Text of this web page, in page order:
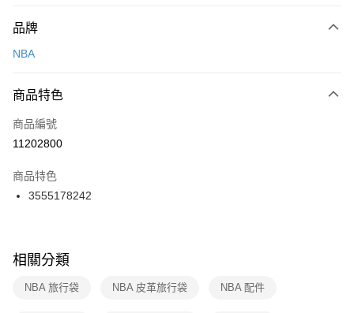
台灣樂天信用卡公司
【關於「AFTEE先享後付」】
便利好安心！
３．安心：先確認商品／服務後，再付款。
【「AFTEE先享後付」結帳流程】
１．於結帳方式選擇「AFTEE先享後付」後，將跳轉至「AFTEE先享後付」
２．訂單成立數日內，您將收到繳費通知簡訊。
３．收到繳費通知簡訊後14天內，點擊此簡訊中的連結，可透過四大超商／
ATM／網路銀行／等多元方式進行付款，方視為交易完成。
※ 交易是否成功請以「AFTEE先享後付 」之結帳頁面顯示為準，若有關於
是否繳費成功／繳費後需取消欲退款等相關疑問，請聯繫「AFTEE先享後付
客戶支援中心」
https://netprotections.freshdesk.com/support/home
運送方式
每筆NT$100，滿NT$1,500(含以上)免運費
宅配
每筆NT$100，滿NT$1,500(含以上)免運費
付款後門市自取
每筆NT$100，滿NT$1,500(含以上)免運費
品牌
NBA
商品特色
商品編號
11202800
商品特色
3555178242
相關分類
NBA 旅行袋 NBA 皮革旅行袋 NBA 配件